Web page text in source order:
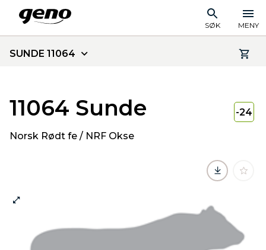
SØK MENY
SUNDE 11064
11064 Sunde
Norsk Rødt fe / NRF Okse
-24